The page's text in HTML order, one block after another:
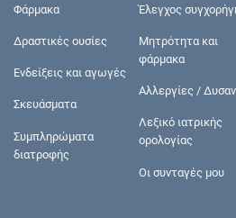
Φάρμακα
Δραστικές ουσίες
Ενδείξεις και αγωγές
Σκευάσματα
Συμπληρώματα
διατροφής
Έλεγχος
Μητρότητα και
φάρμακα
Αλλεργίες /
Λεξικό ιατρικής
ορολογίας
Οι συνταγές μου